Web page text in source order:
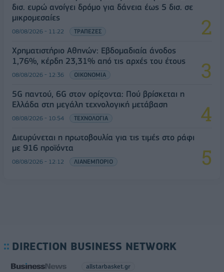
δισ. ευρώ ανοίγει δρόμο για δάνεια έως 5 δισ. σε
μικρομεσαίες
08/08/2026 - 11:22 ΤΡΑΠΕΖΕΣ
Χρηματιστήριο Αθηνών: Εβδομαδιαία άνοδος
1,76%, κέρδη 23,31% από τις αρχές του έτους
08/08/2026 - 12:36 ΟΙΚΟΝΟΜΙΑ
5G παντού, 6G στον ορίζοντα: Πού βρίσκεται η
Ελλάδα στη μεγάλη τεχνολογική μετάβαση
08/08/2026 - 10:54 ΤΕΧΝΟΛΟΓΙΑ
Διευρύνεται η πρωτοβουλία για τις τιμές στο ράφι
με 916 προϊόντα
08/08/2026 - 12:12 ΛΙΑΝΕΜΠΟΡΙΟ
DIRECTION BUSINESS NETWORK
allstarbasket.gr